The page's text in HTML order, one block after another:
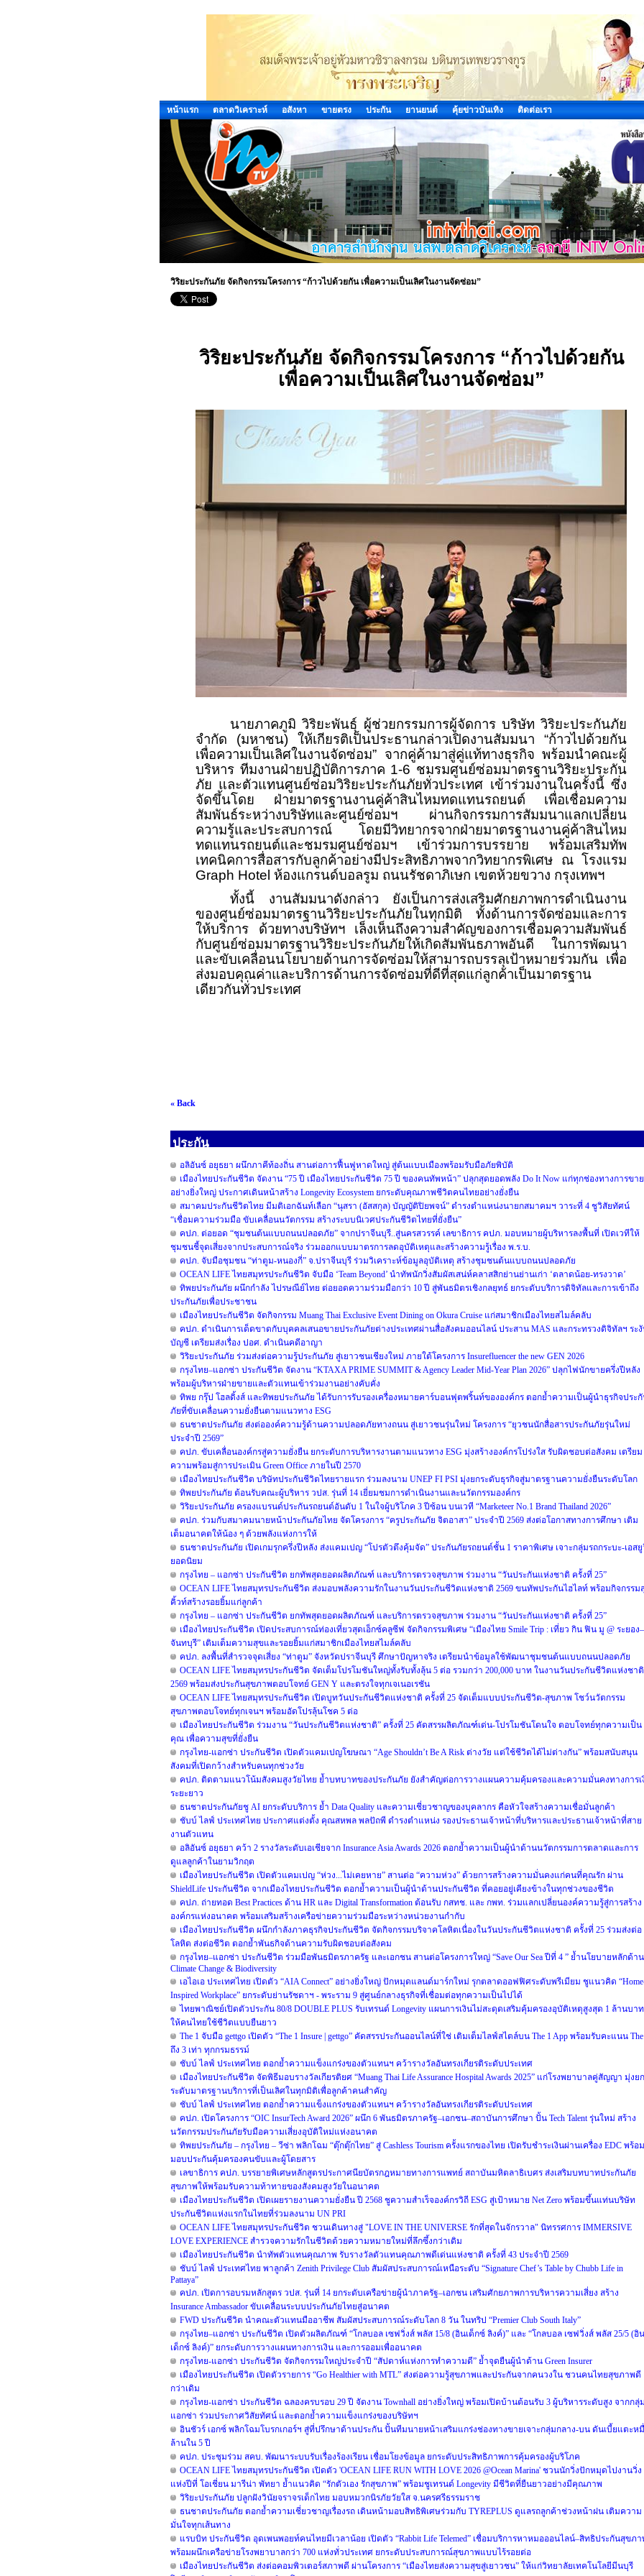
หน้าแรก ตลาดวิเคราะห์ อสังหา ขายตรง ประกัน ยานยนต์ คุ้ยข่าวบันเทิง ติดต่อเรา
วิริยะประกันภัย จัดกิจกรรมโครงการ “ก้าวไปด้วยกัน เพื่อความเป็นเลิศในงานจัดซ่อม”
วิริยะประกันภัย จัดกิจกรรมโครงการ “ก้าวไปด้วยกัน
เพื่อความเป็นเลิศในงานจัดซ่อม”
นายภาคภูมิ วิริยะพันธุ์ ผู้ช่วยกรรมการผู้จัดการ บริษัท วิริยะประกันภัย
จำกัด (มหาชน) ให้เกียรติเป็นประธานกล่าวเปิดงานสัมมนา “ก้าวไปด้วยกัน
เพื่อความเป็นเลิศในงานจัดซ่อม” จากคู่ค้ามาสู่คู่แท้ทางธุรกิจ พร้อมนำคณะผู้
บริหาร ทีมงานฝ่ายปฏิบัติการภาค 1-6 ชมรมศูนย์ซ่อมมาตรฐานวิริยะประกัน
ภัย และตัวแทนศูนย์ซ่อมวิริยะประกันภัยทั่วประเทศ เข้าร่วมงานในครั้งนี้ ซึ่ง
จัดขึ้นโดย ฝ่ายมาตรฐานงานคู่ค้าสินไหมทดแทนรถยนต์ เพื่อเชื่อมความ
สัมพันธ์ระหว่างบริษัทและศูนย์ซ่อมฯ ผ่านกิจกรรมการสัมมนาแลกเปลี่ยน
ความรู้และประสบการณ์ โดยมีวิทยากรจากฝ่ายมาตรฐานงานคู่ค้าสินไหม
ทดแทนรถยนต์และชมรมศูนย์ซ่อมฯ เข้าร่วมการบรรยาย พร้อมเสริมทัพ
เทคนิคการสื่อสารกับลูกค้าอย่างมีประสิทธิภาพจากวิทยากรพิเศษ ณ โรงแรม
Graph Hotel ห้องแกรนด์บอลรูม ถนนรัชดาภิเษก เขตห้วยขวาง กรุงเทพฯ
ทั้งนี้ งานสัมมนาดังกล่าว ยังเป็นการส่งเสริมศักยภาพการดำเนินงาน
ของศูนย์ซ่อมมาตรฐานวิริยะประกันภัยในทุกมิติ ทั้งด้านการจัดซ่อมและการ
ให้บริการ ด้วยทางบริษัทฯ เล็งเห็นถึงความสำคัญของการเชื่อมความสัมพันธ์
กับศูนย์ซ่อมมาตรฐานวิริยะประกันภัยให้เกิดสัมพันธภาพอันดี ในการพัฒนา
และขับเคลื่อนนโยบายด้านการจัดซ่อมให้สามารถบรรลุเป้าหมายร่วมกัน เพื่อ
ส่งมอบคุณค่าและบริการด้านการจัดซ่อมที่ดีที่สุดแก่ลูกค้าเป็นมาตรฐาน
เดียวกันทั่วประเทศ
« Back
ประกัน
อลิอันซ์ อยุธยา ผนึกภาคีท้องถิ่น สานต่อการฟื้นฟูหาดใหญ่ สู่ต้นแบบเมืองพร้อมรับมือภัยพิบัติ
เมืองไทยประกันชีวิต จัดงาน “75 ปี เมืองไทยประกันชีวิต 75 ปี ของคนทัพหน้า” ปลุกสุดยอดพลัง Do It Now แก่ทุกช่องทางการขาย
อย่างยิ่งใหญ่ ประกาศเดินหน้าสร้าง Longevity Ecosystem ยกระดับคุณภาพชีวิตคนไทยอย่างยั่งยืน
สมาคมประกันชีวิตไทย มีมติเอกฉันท์เลือก “นุสรา (อัสสกุล) บัญญัติปิยพจน์” ดำรงตำแหน่งนายกสมาคมฯ วาระที่ 4 ชูวิสัยทัศน์
“เชื่อมความร่วมมือ ขับเคลื่อนนวัตกรรม สร้างระบบนิเวศประกันชีวิตไทยที่ยั่งยืน”
คปภ. ต่อยอด “ชุมชนต้นแบบถนนปลอดภัย” จากปราจีนบุรี..สู่นครสวรรค์ เลขาธิการ คปภ. มอบหมายผู้บริหารลงพื้นที่ เปิดเวทีให้
ชุมชนชี้จุดเสี่ยงจากประสบการณ์จริง ร่วมออกแบบมาตรการลดอุบัติเหตุและสร้างความรู้เรื่อง พ.ร.บ.
คปภ. จับมือชุมชน “ท่าตูม-หนองกี่” จ.ปราจีนบุรี ร่วมวิเคราะห์ข้อมูลอุบัติเหตุ สร้างชุมชนต้นแบบถนนปลอดภัย
OCEAN LIFE ไทยสมุทรประกันชีวิต จับมือ ‘Team Beyond’ นำทัพนักวิ่งสัมผัสเสน่ห์คลาสสิกย่านย่านเก่า ‘ตลาดน้อย-ทรงวาด’
ทิพยประกันภัย ผนึกกำลัง ไปรษณีย์ไทย ต่อยอดความร่วมมือกว่า 10 ปี สู่พันธมิตรเชิงกลยุทธ์ ยกระดับบริการดิจิทัลและการเข้าถึง
ประกันภัยเพื่อประชาชน
เมืองไทยประกันชีวิต จัดกิจกรรม Muang Thai Exclusive Event Dining on Okura Cruise แก่สมาชิกเมืองไทยสไมล์คลับ
คปภ. ดำเนินการเด็ดขาดกับบุคคลเสนอขายประกันภัยต่างประเทศผ่านสื่อสังคมออนไลน์ ประสาน MAS และกระทรวงดิจิทัลฯ ระ
บัญชี เตรียมส่งเรื่อง ปอศ. ดำเนินคดีอาญา
วิริยะประกันภัย ร่วมส่งต่อความรู้ประกันภัย สู่เยาวชนเชียงใหม่ ภายใต้โครงการ Insurefluencer the new GEN 2026
กรุงไทย–แอกซ่า ประกันชีวิต จัดงาน “KTAXA PRIME SUMMIT & Agency Leader Mid-Year Plan 2026” ปลุกไฟนักขายครึ่งปีหลัง
พร้อมผู้บริหารฝ่ายขายและตัวแทนเข้าร่วมงานอย่างคับคั่ง
ทิพย กรุ๊ป โฮลดิ้งส์ และทิพยประกันภัย ได้รับการรับรองเครื่องหมายคาร์บอนฟุตพริ้นท์ขององค์กร ตอกย้ำความเป็นผู้นำธุรกิจประ
ภัยที่ขับเคลื่อนความยั่งยืนตามแนวทาง ESG
ธนชาตประกันภัย ส่งต่อองค์ความรู้ด้านความปลอดภัยทางถนน สู่เยาวชนรุ่นใหม่ โครงการ “ยุวชนนักสื่อสารประกันภัยรุ่นใหม่
ประจำปี 2569”
คปภ. ขับเคลื่อนองค์กรสู่ความยั่งยืน ยกระดับการบริหารงานตามแนวทาง ESG มุ่งสร้างองค์กรโปร่งใส รับผิดชอบต่อสังคม เตรียม
ความพร้อมสู่การประเมิน Green Office ภายในปี 2570
เมืองไทยประกันชีวิต บริษัทประกันชีวิตไทยรายแรก ร่วมลงนาม UNEP FI PSI มุ่งยกระดับธุรกิจสู่มาตรฐานความยั่งยืนระดับโลก
ทิพยประกันภัย ต้อนรับคณะผู้บริหาร วปส. รุ่นที่ 14 เยี่ยมชมการดำเนินงานและนวัตกรรมองค์กร
วิริยะประกันภัย ครองแบรนด์ประกันรถยนต์อันดับ 1 ในใจผู้บริโภค 3 ปีซ้อน บนเวที “Marketeer No.1 Brand Thailand 2026”
คปภ. ร่วมกับสมาคมนายหน้าประกันภัยไทย จัดโครงการ “ครูประกันภัย จิตอาสา” ประจำปี 2569 ส่งต่อโอกาสทางการศึกษา เติม
เต็มอนาคตให้น้อง ๆ ด้วยพลังแห่งการให้
ธนชาตประกันภัย เปิดเกมรุกครึ่งปีหลัง ส่งแคมเปญ “โปรตัวตึงคุ้มจัด” ประกันภัยรถยนต์ชั้น 1 ราคาพิเศษ เจาะกลุ่มรถกระบะ-เอส
ยอดนิยม
กรุงไทย – แอกซ่า ประกันชีวิต ยกทัพสุดยอดผลิตภัณฑ์ และบริการตรวจสุขภาพ ร่วมงาน “วันประกันแห่งชาติ ครั้งที่ 25”
OCEAN LIFE ไทยสมุทรประกันชีวิต ส่งมอบพลังความรักในงานวันประกันชีวิตแห่งชาติ 2569 ขนทัพประกันไฮไลท์ พร้อมกิจกรรม
คิ้วท์สร้างรอยยิ้มแก่ลูกค้า
กรุงไทย – แอกซ่า ประกันชีวิต ยกทัพสุดยอดผลิตภัณฑ์ และบริการตรวจสุขภาพ ร่วมงาน “วันประกันแห่งชาติ ครั้งที่ 25”
เมืองไทยประกันชีวิต เปิดประสบการณ์ท่องเที่ยวสุดเอ็กซ์คลูซีฟ จัดกิจกรรมพิเศษ “เมืองไทย Smile Trip : เที่ยว กิน ฟิน มู @ ระยอง–
จันทบุรี” เติมเต็มความสุขและรอยยิ้มแก่สมาชิกเมืองไทยสไมล์คลับ
คปภ. ลงพื้นที่สำรวจจุดเสี่ยง “ท่าตูม” จังหวัดปราจีนบุรี ศึกษาปัญหาจริง เตรียมนำข้อมูลใช้พัฒนาชุมชนต้นแบบถนนปลอดภัย
OCEAN LIFE ไทยสมุทรประกันชีวิต จัดเต็มโปรโมชันใหญ่ทั้งรับทั้งลุ้น 5 ต่อ รวมกว่า 200,000 บาท ในงานวันประกันชีวิตแห่งชาติ
2569 พร้อมส่งประกันสุขภาพตอบโจทย์ GEN Y และตรงใจทุกเจเนอเรชัน
OCEAN LIFE ไทยสมุทรประกันชีวิต เปิดบูทวันประกันชีวิตแห่งชาติ ครั้งที่ 25 จัดเต็มแบบประกันชีวิต-สุขภาพ โชว์นวัตกรรม
สุขภาพตอบโจทย์ทุกเจนฯ พร้อมอัดโปรลุ้นโชค 5 ต่อ
เมืองไทยประกันชีวิต ร่วมงาน “วันประกันชีวิตแห่งชาติ” ครั้งที่ 25 คัดสรรผลิตภัณฑ์เด่น-โปรโมชันโดนใจ ตอบโจทย์ทุกความเป็น
คุณ เพื่อความสุขที่ยั่งยืน
กรุงไทย-แอกซ่า ประกันชีวิต เปิดตัวแคมเปญโฆษณา “Age Shouldn’t Be A Risk ต่างวัย แต่ใช้ชีวิตได้ไม่ต่างกัน” พร้อมสนับสนุน
สังคมที่เปิดกว้างสำหรับคนทุกช่วงวัย
คปภ. ติดตามแนวโน้มสังคมสูงวัยไทย ย้ำบทบาทของประกันภัย ยังสำคัญต่อการวางแผนความคุ้มครองและความมั่นคงทางการเ
ระยะยาว
ธนชาตประกันภัยชู AI ยกระดับบริการ ย้ำ Data Quality และความเชี่ยวชาญของบุคลากร คือหัวใจสร้างความเชื่อมั่นลูกค้า
ชับบ์ ไลฟ์ ประเทศไทย ประกาศแต่งตั้ง คุณสหพล พลปัถพี ดำรงตำแหน่ง รองประธานเจ้าหน้าที่บริหารและประธานเจ้าหน้าที่สาย
งานตัวแทน
อลิอันซ์ อยุธยา คว้า 2 รางวัลระดับเอเชียจาก Insurance Asia Awards 2026 ตอกย้ำความเป็นผู้นำด้านนวัตกรรมการตลาดและการ
ดูแลลูกค้าในยามวิกฤต
เมืองไทยประกันชีวิต เปิดตัวแคมเปญ “ห่วง...ไม่เคยหาย” สานต่อ “ความห่วง” ด้วยการสร้างความมั่นคงแก่คนที่คุณรัก ผ่าน
ShieldLife ประกันชีวิต จากเมืองไทยประกันชีวิต ตอกย้ำความเป็นผู้นำด้านประกันชีวิต ที่คอยอยู่เคียงข้างในทุกช่วงของชีวิต
คปภ. ถ่ายทอด Best Practices ด้าน HR และ Digital Transformation ต้อนรับ กสทช. และ กพท. ร่วมแลกเปลี่ยนองค์ความรู้สู่การสร้าง
องค์กรแห่งอนาคต พร้อมเสริมสร้างเครือข่ายความร่วมมือระหว่างหน่วยงานกำกับ
เมืองไทยประกันชีวิต ผนึกกำลังภาคธุรกิจประกันชีวิต จัดกิจกรรมบริจาคโลหิตเนื่องในวันประกันชีวิตแห่งชาติ ครั้งที่ 25 ร่วมส่งต่อ
โลหิต ส่งต่อชีวิต ตอกย้ำพันธกิจด้านความรับผิดชอบต่อสังคม
กรุงไทย–แอกซ่า ประกันชีวิต ร่วมมือพันธมิตรภาครัฐ และเอกชน สานต่อโครงการใหญ่ “Save Our Sea ปีที่ 4 ” ย้ำนโยบายหลักด้าน
Climate Change & Biodiversity
เอไอเอ ประเทศไทย เปิดตัว “AIA Connect” อย่างยิ่งใหญ่ ปักหมุดแลนด์มาร์กใหม่ รุกตลาดออฟฟิศระดับพรีเมียม ชูแนวคิด
Inspired Workplace” ยกระดับย่านรัชดาฯ - พระราม 9 สู่ศูนย์กลางธุรกิจที่เชื่อมต่อทุกความเป็นไปได้
ไทยพาณิชย์เปิดตัวประกัน 80/8 DOUBLE PLUS รับเทรนด์ Longevity แผนการเงินไม่สะดุดเสริมคุ้มครองอุบัติเหตุสูงสุด 1 ล้านบาท
ให้คนไทยใช้ชีวิตแบบยืนยาว
The 1 จับมือ gettgo เปิดตัว “The 1 Insure | gettgo” คัดสรรประกันออนไลน์ที่ใช่ เติมเต็มไลฟ์สไตล์บน The 1 App พร้อมรับคะแนน
ถึง 3 เท่า ทุกกรมธรรม์
ชับบ์ ไลฟ์ ประเทศไทย ตอกย้ำความแข็งแกร่งของตัวแทนฯ คว้ารางวัลอันทรงเกียรติระดับประเทศ
เมืองไทยประกันชีวิต จัดพิธีมอบรางวัลเกียรติยศ “Muang Thai Life Assurance Hospital Awards 2025” แก่โรงพยาบาลคู่สัญญา มุ่งยก
ระดับมาตรฐานบริการที่เป็นเลิศในทุกมิติเพื่อลูกค้าคนสำคัญ
ชับบ์ ไลฟ์ ประเทศไทย ตอกย้ำความแข็งแกร่งของตัวแทนฯ คว้ารางวัลอันทรงเกียรติระดับประเทศ
คปภ. เปิดโครงการ “OIC InsurTech Award 2026” ผนึก 6 พันธมิตรภาครัฐ–เอกชน–สถาบันการศึกษา ปั้น Tech Talent รุ่นใหม่ สร้าง
นวัตกรรมประกันภัยรับมือความเสี่ยงอุบัติใหม่แห่งอนาคต
ทิพยประกันภัย – กรุงไทย – วีซ่า พลิกโฉม “ตุ๊กตุ๊กไทย” สู่ Cashless Tourism ครั้งแรกของไทย เปิดรับชำระเงินผ่านเครื่อง EDC พร้อม
มอบประกันคุ้มครองคนขับและผู้โดยสาร
เลขาธิการ คปภ. บรรยายพิเศษหลักสูตรประกาศนียบัตรกฎหมายทางการแพทย์ สถาบันมหิตลาธิเบศร ส่งเสริมบทบาทประกันภัย
สุขภาพให้พร้อมรับความท้าทายของสังคมสูงวัยในอนาคต
เมืองไทยประกันชีวิต เปิดเผยรายงานความยั่งยืน ปี 2568 ชูความสำเร็จองค์กรวิถี ESG สู่เป้าหมาย Net Zero พร้อมขึ้นแท่นบริษัท
ประกันชีวิตแห่งแรกในไทยที่ร่วมลงนาม UN PRI
OCEAN LIFE ไทยสมุทรประกันชีวิต ชวนเดินทางสู่ "LOVE IN THE UNIVERSE รักที่สุดในจักรวาล" นิทรรศการ IMMERSIVE
LOVE EXPERIENCE สำรวจความรักในชีวิตด้วยความหมายใหม่ที่ลึกซึ้งกว่าเดิม
เมืองไทยประกันชีวิต นำทัพตัวแทนคุณภาพ รับรางวัลตัวแทนคุณภาพดีเด่นแห่งชาติ ครั้งที่ 43 ประจำปี 2569
ชับบ์ ไลฟ์ ประเทศไทย พาลูกค้า Zenith Privilege Club สัมผัสประสบการณ์เหนือระดับ “Signature Chef’s Table by Chubb Life in
Pattaya”
คปภ. เปิดการอบรมหลักสูตร วปส. รุ่นที่ 14 ยกระดับเครือข่ายผู้นำภาครัฐ–เอกชน เสริมศักยภาพการบริหารความเสี่ยง สร้าง
Insurance Ambassador ขับเคลื่อนระบบประกันภัยไทยสู่อนาคต
FWD ประกันชีวิต นำคณะตัวแทนมืออาชีพ สัมผัสประสบการณ์ระดับโลก 8 วัน ในทริป “Premier Club South Italy”
กรุงไทย–แอกซ่า ประกันชีวิต เปิดตัวผลิตภัณฑ์ “โกลบอล เซฟวิ่งส์ พลัส 15/8 (อินเด็กซ์ ลิงค์)” และ “โกลบอล เซฟวิ่งส์ พลัส 25/5 (อิน
เด็กซ์ ลิงค์)” ยกระดับการวางแผนทางการเงิน และการออมเพื่ออนาคต
กรุงไทย-แอกซ่า ประกันชีวิต จัดกิจกรรมใหญ่ประจำปี “สัปดาห์แห่งการทำความดี” ย้ำจุดยืนผู้นำด้าน Green Insurer
เมืองไทยประกันชีวิต เปิดตัวรายการ “Go Healthier with MTL” ส่งต่อความรู้สุขภาพและประกันจากคนวงใน ชวนคนไทยสุขภาพดี
กว่าเดิม
กรุงไทย-แอกซ่า ประกันชีวิต ฉลองครบรอบ 29 ปี จัดงาน Townhall อย่างยิ่งใหญ่ พร้อมเปิดบ้านต้อนรับ 3 ผู้บริหารระดับสูง จากกลุ่
แอกซ่า ร่วมประกาศวิสัยทัศน์ และตอกย้ำความแข็งแกร่งของบริษัทฯ
อินชัวร์ เอกซ์ พลิกโฉมโบรกเกอร์ฯ สู่ที่ปรึกษาด้านประกัน ปั้นทีมนายหน้าเสริมแกร่งช่องทางขายเจาะกลุ่มกลาง-บน ดันเบี้ยแตะห
ล้านใน 5 ปี
คปภ. ประชุมร่วม สคบ. พัฒนาระบบรับเรื่องร้องเรียน เชื่อมโยงข้อมูล ยกระดับประสิทธิภาพการคุ้มครองผู้บริโภค
OCEAN LIFE ไทยสมุทรประกันชีวิต เปิดตัว 'OCEAN LIFE RUN WITH LOVE 2026 @Ocean Marina' ชวนนักวิ่งปักหมุดไปงานวิ่ง
แห่งปีที่ โอเชี่ยน มารีน่า พัทยา ย้ำแนวคิด “รักตัวเอง รักสุขภาพ” พร้อมชูเทรนด์ Longevity มีชีวิตที่ยืนยาวอย่างมีคุณภาพ
วิริยะประกันภัย ปลูกฝังวินัยจราจรเด็กไทย มอบหมวกนิรภัยวัยใส จ.นครศรีธรรมราช
ธนชาตประกันภัย ตอกย้ำความเชี่ยวชาญเรื่องรถ เดินหน้ามอบสิทธิพิเศษร่วมกับ TYREPLUS ดูแลรถลูกค้าช่วงหน้าฝน เติมความ
มั่นใจทุกเส้นทาง
แรบบิท ประกันชีวิต อุดเพนพอยท์คนไทยมีเวลาน้อย เปิดตัว “Rabbit Life Telemed” เชื่อมบริการหาหมอออนไลน์–สิทธิประกันสุขภ
พร้อมผนึกเครือข่ายโรงพยาบาลกว่า 700 แห่งทั่วประเทศ ยกระดับประสบการณ์สุขภาพแบบไร้รอยต่อ
เมืองไทยประกันชีวิต ส่งต่อคอมพิวเตอร์สภาพดี ผ่านโครงการ “เมืองไทยส่งความสุขสู่เยาวชน” ให้แก่วิทยาลัยเทคโนโลยีมีนบุรี